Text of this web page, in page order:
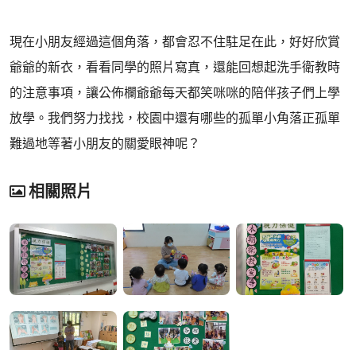
現在小朋友經過這個角落，都會忍不住駐足在此，好好欣賞
爺爺的新衣，看看同學的照片寫真，還能回想起洗手衛教時
的注意事項，讓公佈欄爺爺每天都笑咪咪的陪伴孩子們上學
放學。我們努力找找，校園中還有哪些的孤單小角落正孤單
難過地等著小朋友的關愛眼神呢？
相關照片